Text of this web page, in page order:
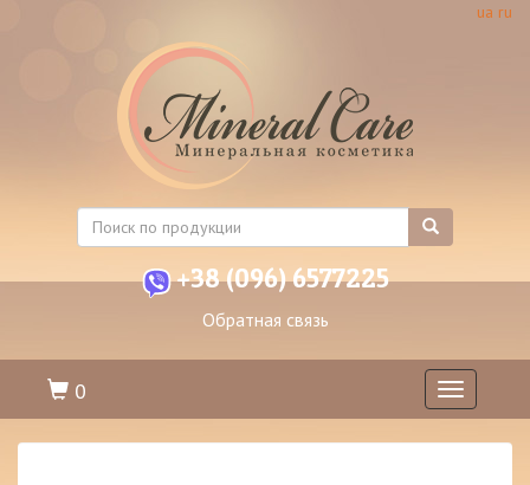
ua ru
+38 (096) 6577225
Обратная связь
Toggle
navigation
0